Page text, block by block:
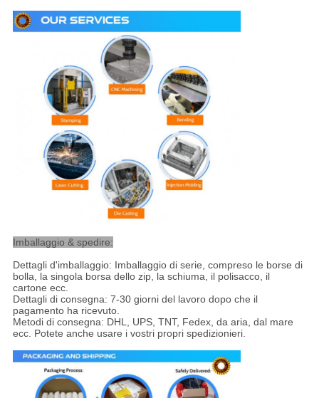
Imballaggio & spedire:
Dettagli d'imballaggio: Imballaggio di serie, compreso le borse di
bolla, la singola borsa dello zip, la schiuma, il polisacco, il
cartone ecc.
Dettagli di consegna: 7-30 giorni del lavoro dopo che il
pagamento ha ricevuto.
Metodi di consegna: DHL, UPS, TNT, Fedex, da aria, dal mare
ecc. Potete anche usare i vostri propri spedizionieri.